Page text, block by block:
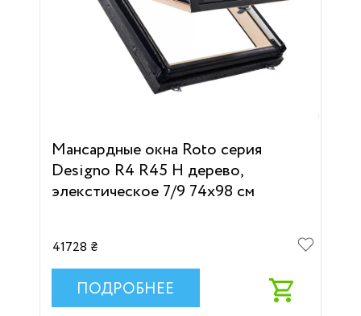
Мансардные окна Roto серия
Designo R4 R45 H дерево,
элекстическое 7/9 74х98 см
41728 ₴
ПОДРОБНЕЕ